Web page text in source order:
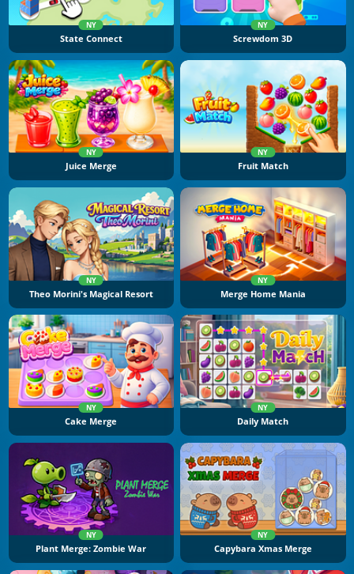
NY
State Connect
NY
Screwdom 3D
NY
Juice Merge
NY
Fruit Match
NY
Theo Morini's Magical Resort
NY
Merge Home Mania
NY
Cake Merge
NY
Daily Match
NY
Plant Merge: Zombie War
NY
Capybara Xmas Merge